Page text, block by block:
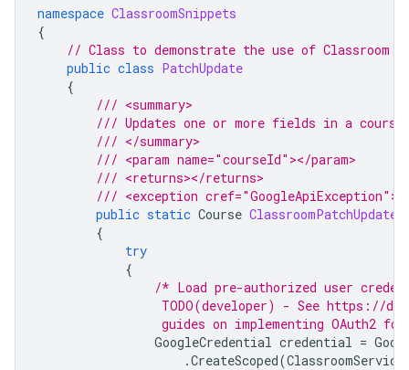
namespace ClassroomSnippets
{
// Class to demonstrate the use of Classroom
public class PatchUpdate
{
/// <summary>
/// Updates one or more fields in a
/// </summary>
/// <param name="courseId"></param>
/// <returns></returns>
/// <exception
public static Course ClassroomPatchUpdate
{
try
{
/* Load pre-authorized user
TODO(developer) - See https://
guides on implementing OAuth2
GoogleCredential credential =
.CreateScoped(ClassroomService